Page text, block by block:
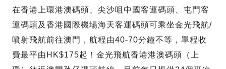
在香港上環港澳碼頭、尖沙咀中國客運碼頭、屯門客
運碼頭及香港國際機場海天客運碼頭可乘坐金光飛航/
噴射飛航前往澳門，航程由40-70分鐘不等，單程收
費最平由HK$175起！金光飛航香港港澳碼頭（上